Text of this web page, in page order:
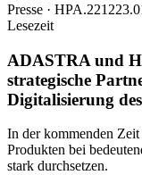
Presse ·
Lesezeit
ADASTRA und
strategische
Digitalisierung
In der kommenden
Produkten bei
stark durchsetzen.